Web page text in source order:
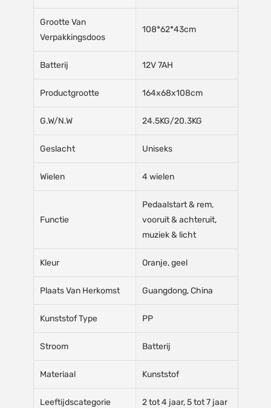
Grootte Van
Verpakkingsdoos
108*62*43cm
Batterij 12V 7AH
Productgrootte 164x68x108cm
G.W/N.W 24.5KG/20.3KG
Geslacht Uniseks
Wielen 4 wielen
Functie
Pedaalstart & rem,
vooruit & achteruit,
muziek & licht
Kleur Oranje, geel
Plaats Van Herkomst Guangdong, China
Kunststof Type PP
Stroom Batterij
Materiaal Kunststof
Leeftijdscategorie 2 tot 4 jaar, 5 tot 7 jaar